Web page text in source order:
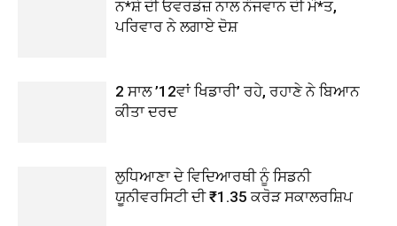
ਨ*ਸ਼ੇ ਦੀ ਓਵਰਡੋਜ਼ ਨਾਲ ਨੌਜਵਾਨ ਦੀ ਮੌ*ਤ,
ਪਰਿਵਾਰ ਨੇ ਲਗਾਏ ਦੋਸ਼
2 ਸਾਲ ’12ਵਾਂ ਖਿਡਾਰੀ’ ਰਹੇ, ਰਹਾਣੇ ਨੇ ਬਿਆਨ
ਕੀਤਾ ਦਰਦ
ਲੁਧਿਆਣਾ ਦੇ ਵਿਦਿਆਰਥੀ ਨੂੰ ਸਿਡਨੀ
ਯੂਨੀਵਰਸਿਟੀ ਦੀ ₹1.35 ਕਰੋੜ ਸਕਾਲਰਸ਼ਿਪ